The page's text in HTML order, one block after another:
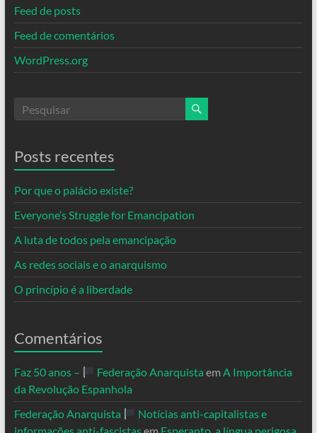
Feed de posts
Feed de comentários
WordPress.org
Posts recentes
Por que o palácio existe?
Everyone’s Struggle for Emancipation
A luta de todos pela emancipação
As redes sociais e o anarquismo
O princípio é a liberdade
Comentários
Faz 50 anos – Federação Anarquista em A Importância
da Revolução Espanhola
Federação Anarquista
Notícias anti-capitalistas e